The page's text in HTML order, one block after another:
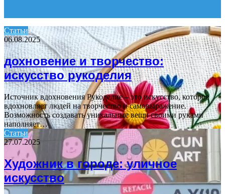
for
Статьи
06.08.2025
дохновение и творчество:
искусство рукоделия
Источник вдохновения Рукоделие – это искусство, которое
вдохновляет людей на творчество и самовыражение.
Возможность создавать уникальные вещи своими руками
наполняет…
Статьи
27.07.2025
Художник в городе: уличное
искусство